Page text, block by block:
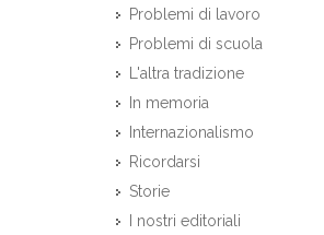
Problemi di lavoro
Problemi di scuola
L'altra tradizione
In memoria
Internazionalismo
Ricordarsi
Storie
I nostri editoriali